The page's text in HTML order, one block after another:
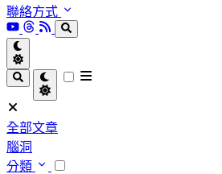
聯絡方式
全部文章
腦洞
分類